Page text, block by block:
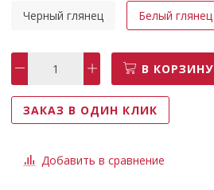
Черный глянец Белый глянец
В КОРЗИНУ
ЗАКАЗ В ОДИН КЛИК
Добавить в сравнение